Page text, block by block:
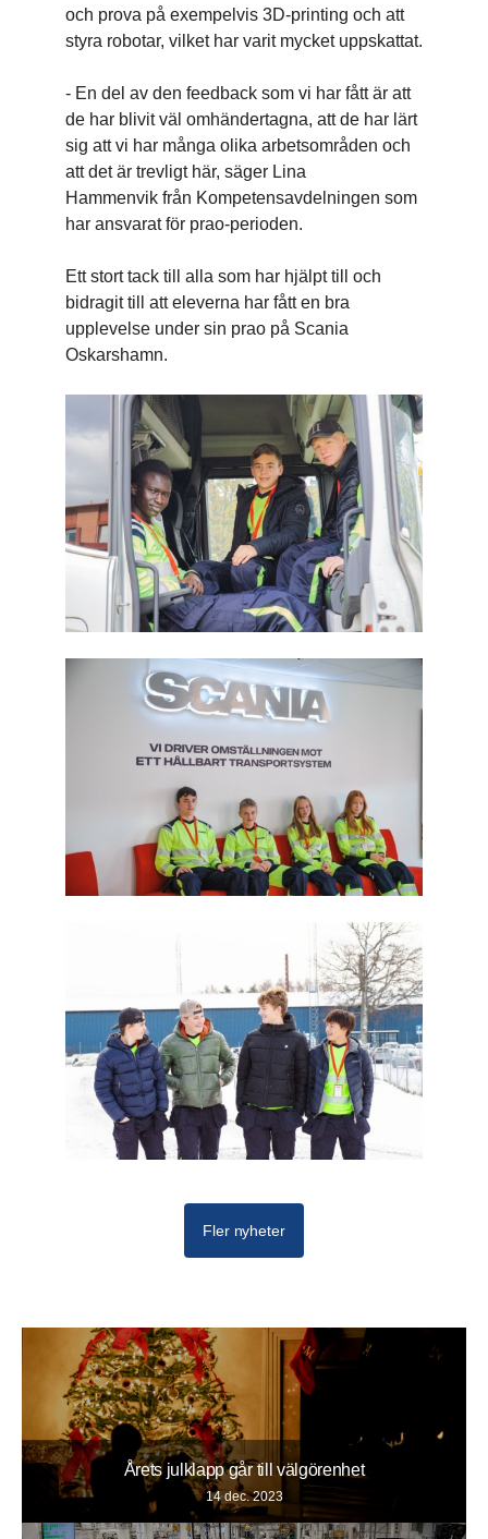
och prova på exempelvis 3D-printing och att
styra robotar, vilket har varit mycket uppskattat.
- En del av den feedback som vi har fått är att
de har blivit väl omhändertagna, att de har lärt
sig att vi har många olika arbetsområden och
att det är trevligt här, säger Lina
Hammenvik från Kompetensavdelningen som
har ansvarat för prao-perioden.
Ett stort tack till alla som har hjälpt till och
bidragit till att eleverna har fått en bra
upplevelse under sin prao på Scania
Oskarshamn.
Fler nyheter
Årets julklapp går till välgörenhet
14 dec. 2023